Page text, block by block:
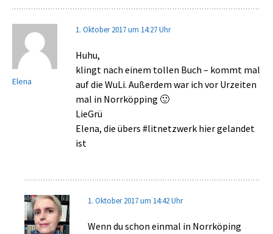
Elena
1. Oktober 2017 um 14:27 Uhr
Huhu,
klingt nach einem tollen Buch – kommt mal
auf die WuLi. Außerdem war ich vor Urzeiten
mal in Norrköpping 🙂
LieGrü
Elena, die übers #litnetzwerk hier gelandet
ist
1. Oktober 2017 um 14:42 Uhr
Wenn du schon einmal in Norrköping